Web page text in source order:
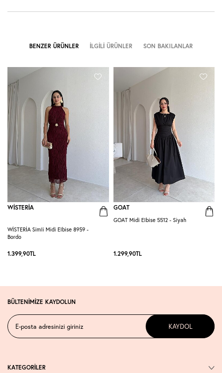
BENZER ÜRÜNLER İLGILI ÜRÜNLER SON BAKILANLAR
WİSTERİA
WİSTERİA Simli Midi Elbise 8959 -
Bordo
1.399,90TL
GOAT
GOAT Midi Elbise 5512 - Siyah
1.299,90TL
BÜLTENİMİZE KAYDOLUN
KAYDOL
KATEGORİLER